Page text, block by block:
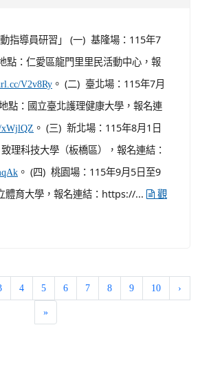
動指導員研習」 (一) 基隆場：115年7
點：仁愛區龍門里里民活動中心，報
V2v8Ry 。 (二) 臺北場：115年7月
點：國立臺北護理健康大學，報名連
xWjlQZ 。 (三) 新北場：115年8月1日
理科技大學（板橋區），報名連結：
。 (四) 桃園場：115年9月5日至9
體育大學，報名連結：https://...
觀
4 5 6 7 8 9 10 ›
»